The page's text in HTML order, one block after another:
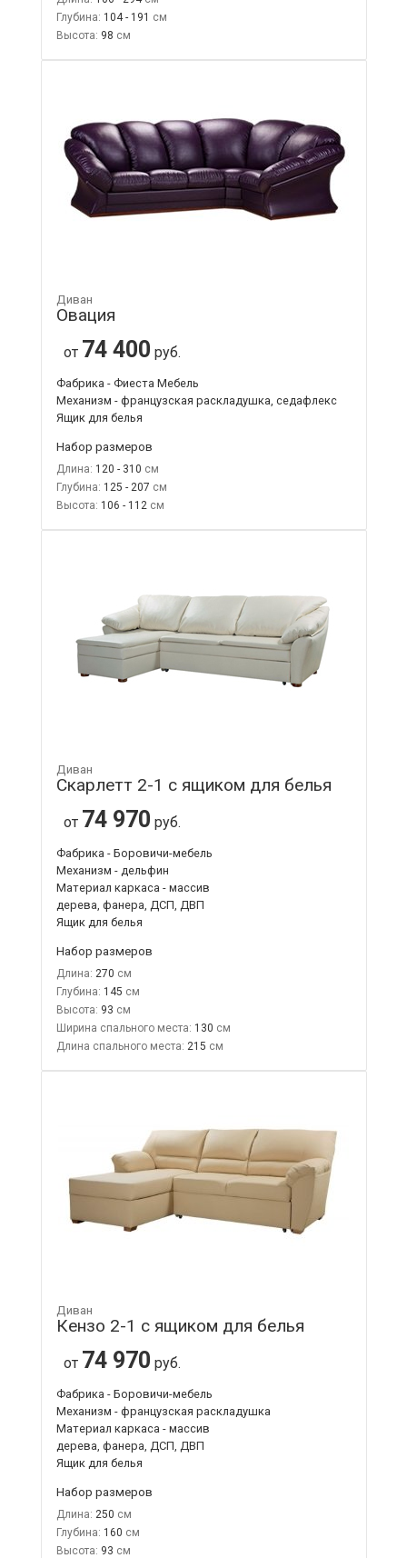
Глубина: 104 - 191
Высота: 98
Диван
Овация
от 74 400 руб.
Фабрика - Фиеста Мебель
Механизм - французская раскладушка, седафлекс
Ящик для белья
Набор размеров
Длина: 120 - 310
Глубина: 125 - 207
Высота: 106 - 112
Диван
Скарлетт 2-1 с ящиком для белья
от 74 970 руб.
Фабрика - Боровичи-мебель
Механизм - дельфин
Материал каркаса - массив
дерева, фанера, ДСП, ДВП
Ящик для белья
Набор размеров
Длина: 270
Глубина: 145
Высота: 93
Ширина спального места: 130
Длина спального места: 215
Диван
Кензо 2-1 с ящиком для белья
от 74 970 руб.
Фабрика - Боровичи-мебель
Механизм - французская раскладушка
Материал каркаса - массив
дерева, фанера, ДСП, ДВП
Ящик для белья
Набор размеров
Длина: 250
Глубина: 160
Высота: 93